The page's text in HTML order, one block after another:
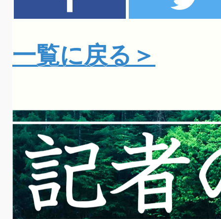
一覧に戻る＞